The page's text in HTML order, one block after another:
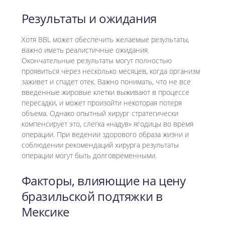
Результаты и ожидания
Хотя BBL может обеспечить желаемые результаты,
важно иметь реалистичные ожидания.
Окончательные результаты могут полностью
проявиться через несколько месяцев, когда организм
заживет и спадет отек. Важно понимать, что не все
введенные жировые клетки выживают в процессе
пересадки, и может произойти некоторая потеря
объема. Однако опытный хирург стратегически
компенсирует это, слегка «надув» ягодицы во время
операции. При ведении здорового образа жизни и
соблюдении рекомендаций хирурга результаты
операции могут быть долговременными.
Факторы, влияющие на цену
бразильской подтяжки в
Мексике